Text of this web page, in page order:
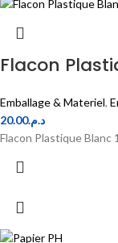
Flacon
Emballage & Materiel,
د.م.20.00
Flacon Plastique Blanc